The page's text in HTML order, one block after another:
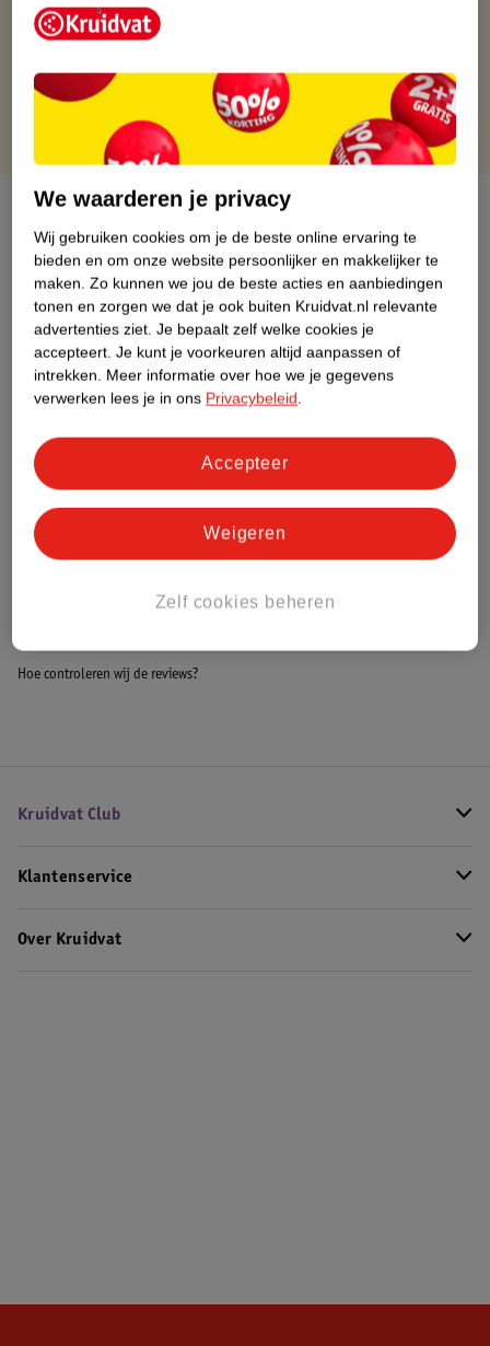
Gratis thuisbezorgd
Gratis retourneren via verkooppartner.
Over dit product
Productinformatie
Nature Impact Score
Dit product heeft (nog) geen Nature
Impact Score.
Meer informatie
Bestel & Bezorginformatie
Hoe controleren wij de reviews?
Kruidvat Club
Klantenservice
Over Kruidvat
We waarderen je privacy
Wij gebruiken cookies om je de beste online ervaring te
bieden en om onze website persoonlijker en makkelijker te
maken. Zo kunnen we jou de beste acties en aanbiedingen
tonen en zorgen we dat je ook buiten Kruidvat.nl relevante
advertenties ziet. Je bepaalt zelf welke cookies je
accepteert. Je kunt je voorkeuren altijd aanpassen of
intrekken. Meer informatie over hoe we je gegevens
verwerken lees je in ons Privacybeleid.
Zelf cookies beheren
Weigeren
Accepteer